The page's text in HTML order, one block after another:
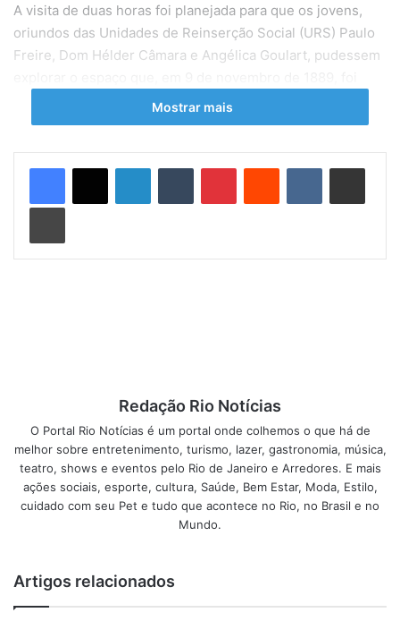
A visita de duas horas foi planejada para que os jovens,
oriundos das Unidades de Reinserção Social (URS) Paulo
Freire, Dom Hélder Câmara e Angélica Goulart, pudessem
palco do último baile do Império, apenas seis dias antes da
Proclamação da República. Recebidos por uma oficial e um
histórica do lugar, ouvindo relatos sobre a transição da
ilha chamou a atenção dos jovens. Com sua escadaria em
aproximação ao Aeroporto Santos Dumont.
No Salão Nobre, onde ocorreu o famoso baile, os
adolescentes foram encantados por valsas que marcaram
a celebração. O guia também compartilhou uma
curiosidade sobre Dom Pedro II, que, ao tropeçar ao entrar
todos rissem e se engajassem na história.
Mostrar mais
Redação Rio Notícias
O Portal Rio Notícias é um portal onde colhemos o que há de
melhor sobre entretenimento, turismo, lazer, gastronomia, música,
teatro, shows e eventos pelo Rio de Janeiro e Arredores. E mais
ações sociais, esporte, cultura, Saúde, Bem Estar, Moda, Estilo,
cuidado com seu Pet e tudo que acontece no Rio, no Brasil e no
Mundo.
Artigos relacionados